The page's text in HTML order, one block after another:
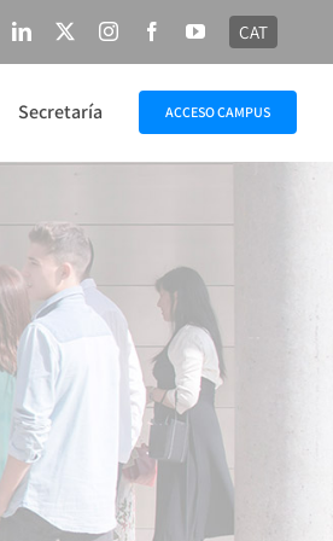
LinkedIn InstagramFacebookYouTube
CAT
Secretaría ACCESO CAMPUS